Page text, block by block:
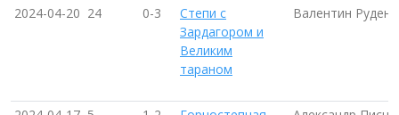
2024-04-20 24 0-3
Степи с
Зардагором и
Великим
тараном
Валентин